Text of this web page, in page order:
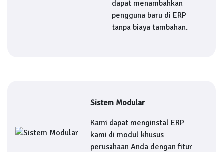
dapat menambahkan
pengguna baru di ERP
tanpa biaya tambahan.
Sistem Modular
Kami dapat menginstal ERP
kami di modul khusus
perusahaan Anda dengan fitur